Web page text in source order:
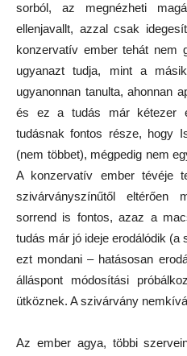
sorból, az megnézheti
ellenjavallt, azzal csak
konzervatív ember tehát nem
ugyanazt tudja, mint a
ugyanonnan tanulta, ahonnan
és ez a tudás már kétezer
tudásnak fontos része, hogy
(nem többet), mégpedig nem
A konzervatív ember tévéje
szivárványszínűtől eltérően
sorrend is fontos, azaz a
tudás már jó ideje erodálódik
ezt mondani – hatásosan
álláspont módosítási
ütköznek. A szivárvány
Az ember agya, többi